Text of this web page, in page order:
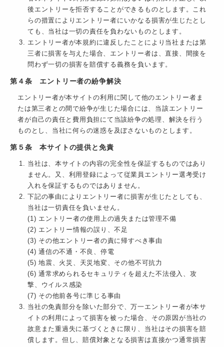
後エントリーを拒否することができるものとします。これ
らの措置によりエントリー者にいかなる損害が生じたとし
ても、当社は一切の責任を負わないものとします。
エントリー者が本規約に違反したことにより当社または第
三者に損害を与えた場合、エントリー者は、直接、間接を
問わず一切の損害を賠償する義務を負います。
第４条 エントリー者の紛争解決
エントリー者が本サイトの利用に関して他のエントリー者ま
たは第三者との間で紛争が生じた場合には、当該エントリー
者が自己の責任と費用負担にて当該紛争の処理、解決を行う
ものとし、当社に何らの迷惑を及ぼさないものとします。
第５条 本サイトの提供と免責
当社は、本サイトの内容の完全性を保証するものではあり
ません。又、利用登録によって従業員エントリー選考受け
入れを保証するものではありません。
下記の事由によりエントリー者に損害が生じたとしても、
当社は一切責任を負いません。
(1) エントリー者の使用上の過失または管理不備
(2) エントリー情報の誤り、不足
(3) その他エントリー者の責に帰すべき事由
(4) 通信の不通・不良、停電
(5) 地震、火災、天災地変、その他不可抗力
(6) 通常求められるセキュリティを超えた不法侵入、攻
撃、ウイルス感染
(7) その他前各号に準じる事由
当社の免責部分を除いた部分で、万一エントリー者が本サ
イトの利用によって損害を被った場合、その原因が当社の
故意また重過失に基づくときに限り、当社はその損害を賠
償します。但し、賠償対象となる損害は直接かつ通常損害